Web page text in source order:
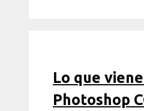
Lo que
Photoshop